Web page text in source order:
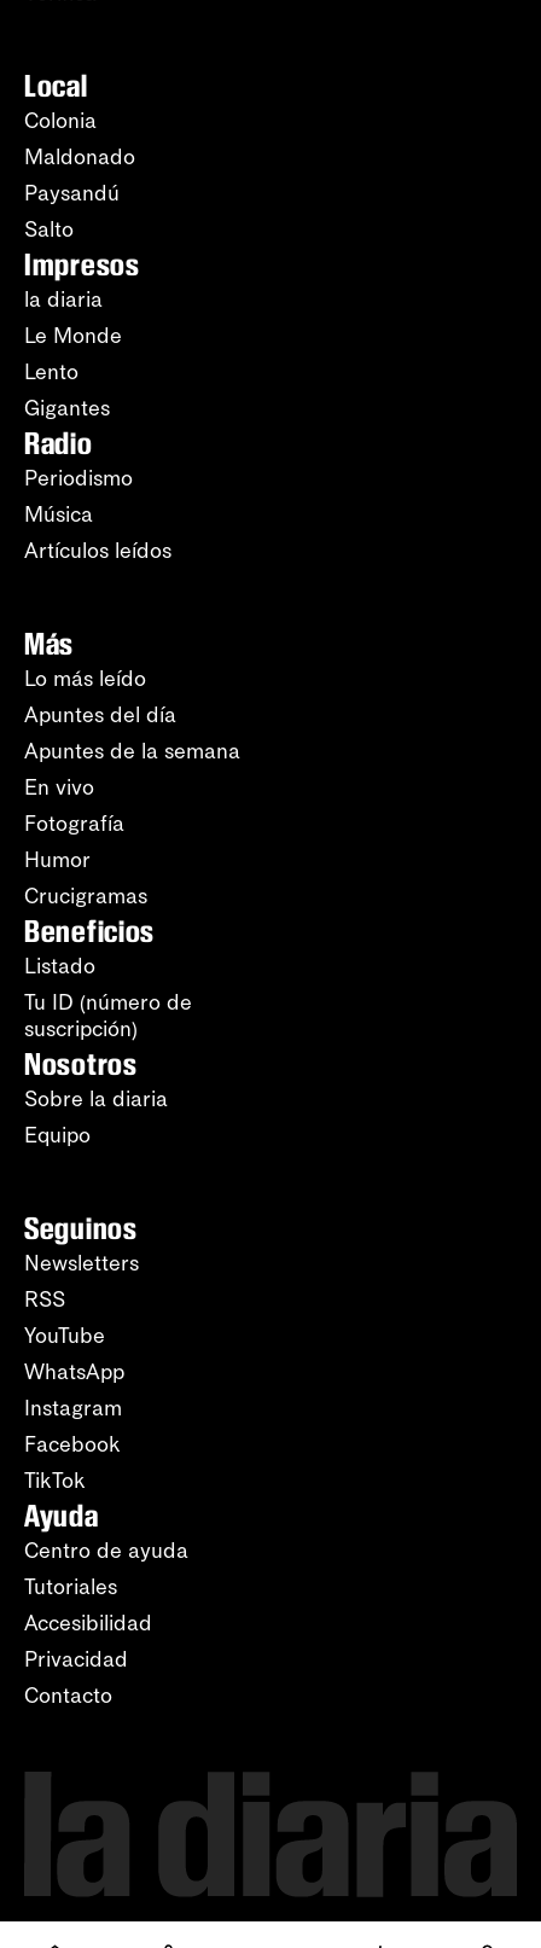
Local
Colonia
Maldonado
Paysandú
Salto
Impresos
la diaria
Le Monde
Lento
Gigantes
Radio
Periodismo
Música
Artículos leídos
Más
Lo más leído
Apuntes del día
Apuntes de la semana
En vivo
Fotografía
Humor
Crucigramas
Beneficios
Listado
Tu ID (número de
suscripción)
Nosotros
Sobre la diaria
Equipo
Seguinos
Newsletters
RSS
YouTube
WhatsApp
Instagram
Facebook
TikTok
Ayuda
Centro de ayuda
Tutoriales
Accesibilidad
Privacidad
Contacto